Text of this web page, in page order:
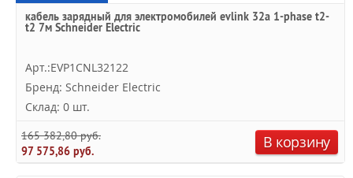
кабель зарядный для электромобилей evlink 32a 1-phase t2-
t2 7м Schneider Electric
Арт.:EVP1CNL32122
Бренд: Schneider Electric
Склад: 0 шт.
165 382,80 руб.
97 575,86 руб.
В корзину